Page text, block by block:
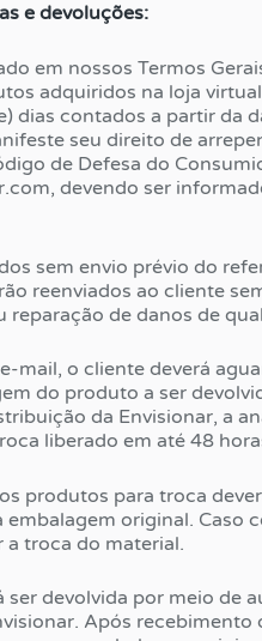
e devoluções:
em nossos Termos
adquiridos na loja
dias contados a partir da
seu direito de
de Defesa do
, devendo ser
sem envio prévio do
reenviados ao cliente
reparação de danos de
mail, o cliente deverá
do produto a ser
da Envisionar, a
liberado em até 48
produtos para troca
embalagem original. Caso
a troca do material.
ser devolvida por meio de
Após